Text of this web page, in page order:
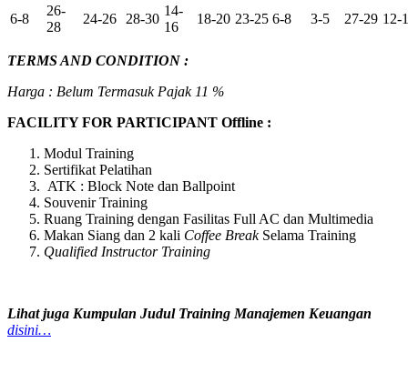
6-8
26-
28
24-26 28-30
14-
16
18-20 23-25 6-8 3-5 27-29 12-
TERMS AND CONDITION :
Harga : Belum Termasuk Pajak 11 %
FACILITY FOR PARTICIPANT Offline :
Modul Training
Sertifikat Pelatihan
ATK : Block Note dan Ballpoint
Souvenir Training
Ruang Training dengan Fasilitas Full AC dan Multimedia
Makan Siang dan 2 kali Coffee Break Selama Training
Qualified Instructor Training
Lihat juga Kumpulan Judul Training Manajemen Keuangan
disini…